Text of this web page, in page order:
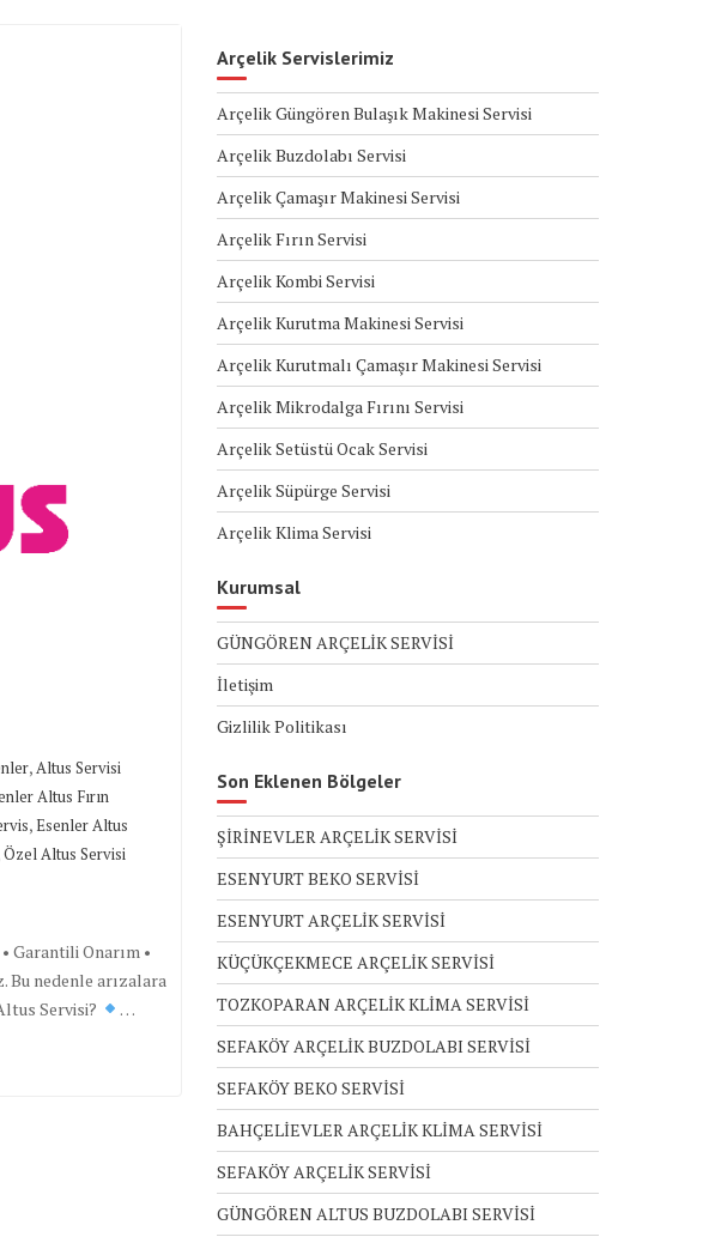
,Altus Servisi
Altus Fırın
,Esenler Altus
Özel Altus Servisi
Garantili Onarım •
Bu nedenle arızalara
Servisi?
…
Arçelik Servislerimiz
Arçelik Güngören Bulaşık Makinesi Servisi
Arçelik Buzdolabı Servisi
Arçelik Çamaşır Makinesi Servisi
Arçelik Fırın Servisi
Arçelik Kombi Servisi
Arçelik Kurutma Makinesi Servisi
Arçelik Kurutmalı Çamaşır Makinesi Servisi
Arçelik Mikrodalga Fırını Servisi
Arçelik Setüstü Ocak Servisi
Arçelik Süpürge Servisi
Arçelik Klima Servisi
Kurumsal
GÜNGÖREN ARÇELİK SERVİSİ
İletişim
Gizlilik Politikası
Son Eklenen Bölgeler
ŞİRİNEVLER ARÇELİK SERVİSİ
ESENYURT BEKO SERVİSİ
ESENYURT ARÇELİK SERVİSİ
KÜÇÜKÇEKMECE ARÇELİK SERVİSİ
TOZKOPARAN ARÇELİK KLİMA SERVİSİ
SEFAKÖY ARÇELİK BUZDOLABI SERVİSİ
SEFAKÖY BEKO SERVİSİ
BAHÇELİEVLER ARÇELİK KLİMA SERVİSİ
SEFAKÖY ARÇELİK SERVİSİ
GÜNGÖREN ALTUS BUZDOLABI SERVİSİ